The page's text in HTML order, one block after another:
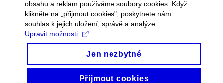
obsahu a reklam používáme soubory cookies. Když
klikněte na „přijmout cookies", poskytnete nám
souhlas k jejich uložení, správě a analýze.
Upravit možnosti
Jen nezbytné
Přijmout cookies